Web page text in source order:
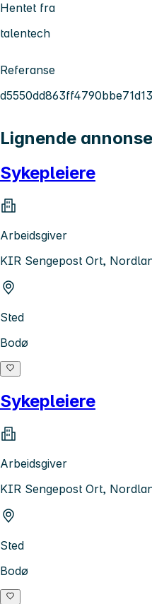
Hentet fra
talentech
Referanse
Lignende
Sykepleiere
Arbeidsgiver
KIR Sengepost Ort,
Sted
Bodø
Sykepleiere
Arbeidsgiver
KIR Sengepost Ort,
Sted
Bodø